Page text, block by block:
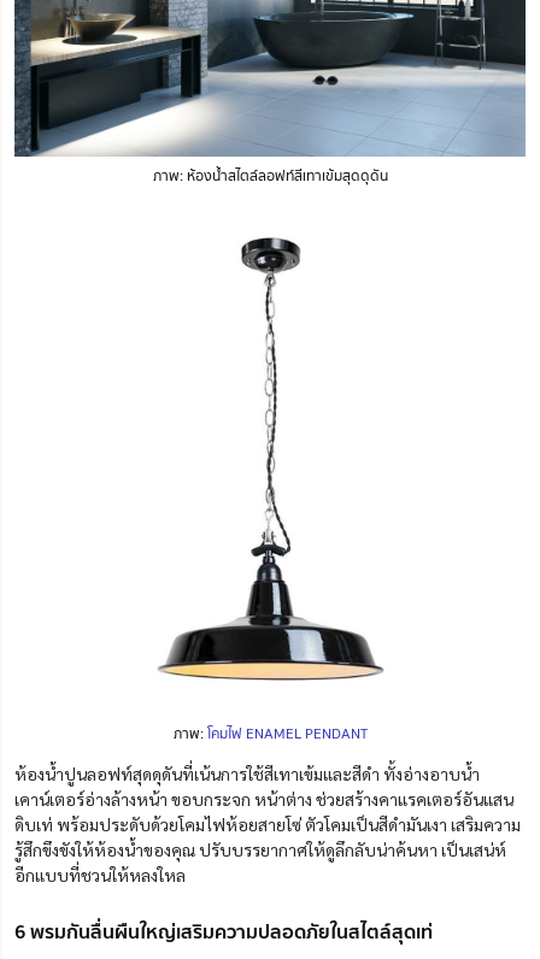
ภาพ: ห้องน้ำสไตล์ลอฟท์สีเทาเข้มสุดดุดัน
ภาพ:โคมไฟ ENAMEL PENDANT
ห้องน้ำปูนลอฟท์สุดดุดันที่เน้นการใช้สีเทาเข้มและสีดำ ทั้งอ่างอาบน้ำ
เคาน์เตอร์อ่างล้างหน้า ขอบกระจก หน้าต่าง ช่วยสร้างคาแรคเตอร์อันแสน
ดิบเท่ พร้อมประดับด้วยโคมไฟห้อยสายโซ่ ตัวโคมเป็นสีดำมันเงา เสริมความ
รู้สึกขึงขังให้ห้องน้ำของคุณ ปรับบรรยากาศให้ดูลึกลับน่าค้นหา เป็นเสน่ห์
อีกแบบที่ชวนให้หลงใหล
6 พรมกันลื่นผืนใหญ่เสริมความปลอดภัยในสไตล์สุดเท่